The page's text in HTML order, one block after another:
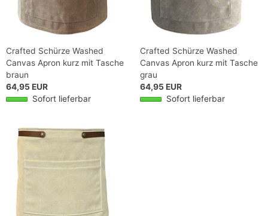
Crafted Schürze Washed
Canvas Apron kurz mit Tasche
braun
64,95 EUR
Sofort lieferbar
Crafted Schürze Washed
Canvas Apron kurz mit Tasche
grau
64,95 EUR
Sofort lieferbar